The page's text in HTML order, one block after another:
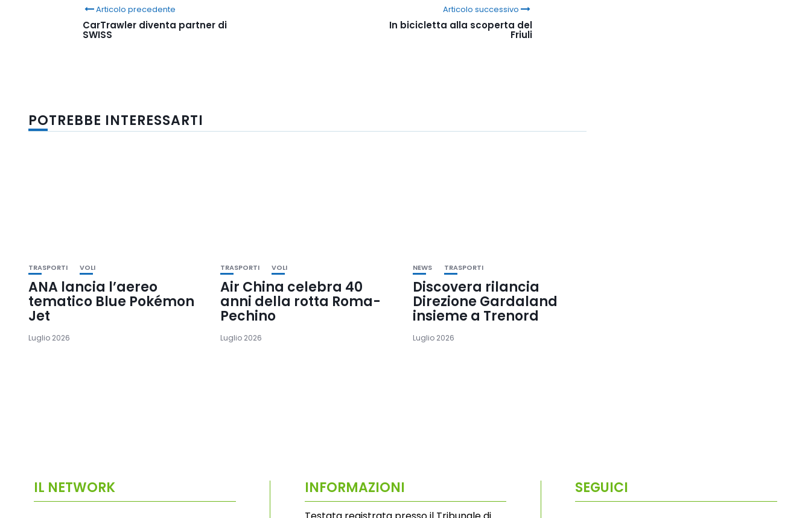
Articolo precedente
CarTrawler diventa partner di
SWISS
Articolo successivo
In bicicletta alla scoperta del
Friuli
POTREBBE INTERESSARTI
TRASPORTI VOLI
ANA lancia l’aereo
tematico Blue Pokémon
Jet
Luglio 2026
TRASPORTI VOLI
Air China celebra 40
anni della rotta Roma-
Pechino
Luglio 2026
NEWS TRASPORTI
Discovera rilancia
Direzione Gardaland
insieme a Trenord
Luglio 2026
IL NETWORK INFORMAZIONI SEGUICI